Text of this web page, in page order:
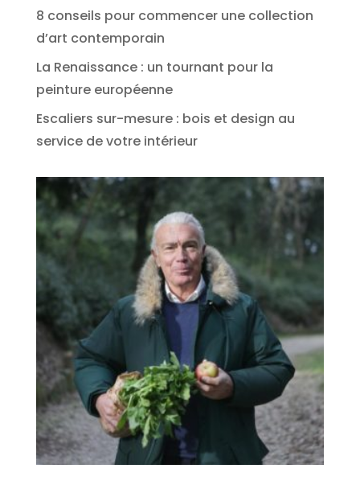
8 conseils pour commencer une collection
d’art contemporain
La Renaissance : un tournant pour la
peinture européenne
Escaliers sur-mesure : bois et design au
service de votre intérieur